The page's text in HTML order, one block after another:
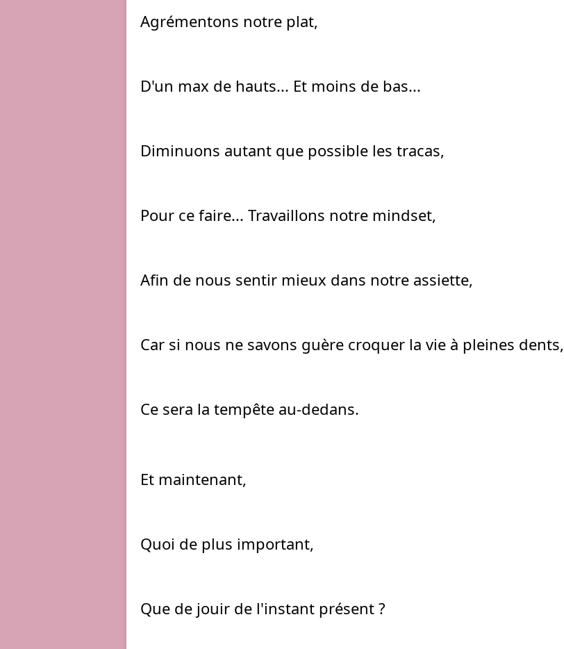
Agrémentons notre plat,
D'un max de hauts... Et moins de bas...
Diminuons autant que possible les tracas,
Pour ce faire... Travaillons notre mindset,
Afin de nous sentir mieux dans notre assiette,
Car si nous ne savons guère croquer la vie à pleines dents,
Ce sera la tempête au-dedans.
Et maintenant,
Quoi de plus important,
Que de jouir de l'instant présent ?